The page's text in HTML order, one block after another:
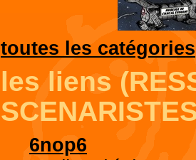
toutes les catégories
les liens
6nop6